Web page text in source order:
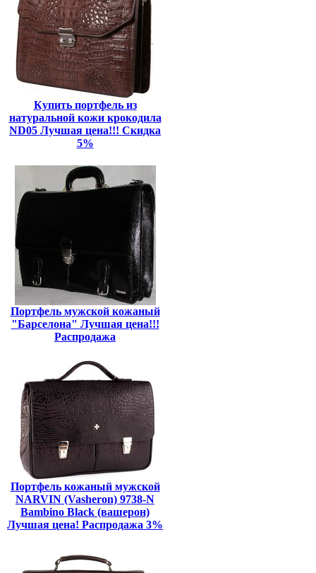
Купить портфель из
натуральной кожи крокодила
ND05 Лучшая цена!!! Скидка
5%
Портфель мужской кожаный
"Барселона" Лучшая цена!!!
Распродажа
Портфель кожаный мужской
NARVIN (Vasheron) 9738-N
Bambino Black (вашерон)
Лучшая цена! Распродажа 3%